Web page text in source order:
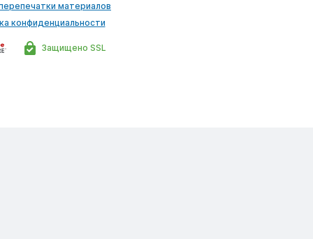
Защищено SSL
материалов
конфиденциальности